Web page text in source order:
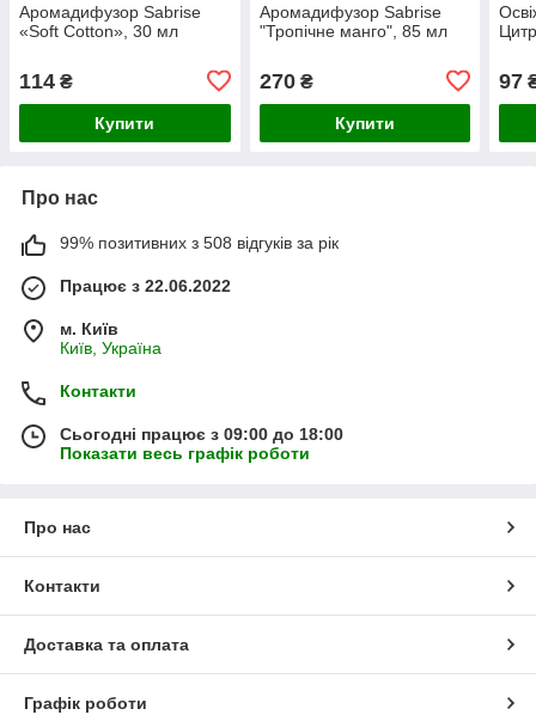
Аромадифузор Sabrise
«Soft Cotton», 30 мл
114 ₴
Купити
Аромадифузор Sabrise
"Тропічне манго", 85 мл
270₴
Купити
97
Про нас
99% позитивних з 508 відгуків за рік
Працює з 22.06.2022
м. Київ
Київ, Україна
Контакти
Сьогодні працює з 09:00 до 18:00
Показати весь графік роботи
Про нас
Контакти
Доставка та оплата
Графік роботи